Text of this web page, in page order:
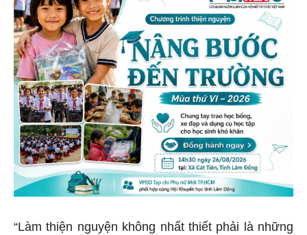
“Làm thiện nguyện không nhất thiết phải là những